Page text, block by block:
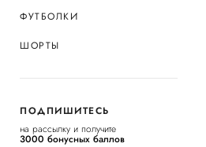
ФУТБОЛКИ
ШОРТЫ
ПОДПИШИТЕСЬ
на рассылку и получите
3000 бонусных баллов